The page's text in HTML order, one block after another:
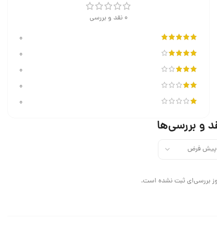
0 نقد و بررسی
0
0
0
0
0
و بررسی‌ها
بررسی‌ای ثبت نشده است.